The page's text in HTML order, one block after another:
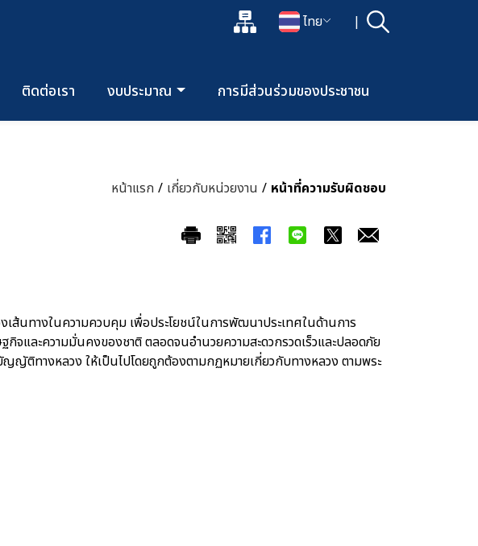
แผนผังเว็บไซต์
เปลี่ยนภาษา
ไทย | ค้นหา
เปิดกล่องค้นหาข้อมูลหลักของเว็บไซต์
ติดต่อเรา งบประมาณ การมีส่วนร่วมของประชาชน
หน้าแรก / เกี่ยวกับหน่วยงาน / หน้าที่ความรับผิดชอบ
ส้นทางในความควบคุม เพื่อประโยชน์ในการพัฒนาประเทศในด้านการ
และความมั่นคงของชาติ ตลอดจนอำนวยความสะดวกรวดเร็วและปลอดภัย
ญัติทางหลวง ให้เป็นไปโดยถูกต้องตามกฏหมายเกี่ยวกับทางหลวง ตามพระ